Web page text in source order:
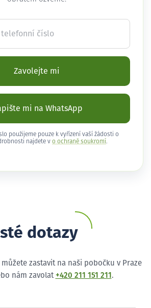
telefonní číslo
Zavolejte mi
mi na WhatsApp
použijeme pouze k vyřízení vaší žádosti o
najdete v o ochraně soukromí .
dotazy
zastavit na naši pobočku v Praze
nám zavolat +420 211 151 211 .